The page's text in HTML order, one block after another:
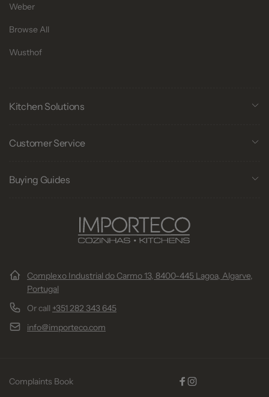
Weber
Browse All
Wusthof
Kitchen Solutions
Customer Service
Buying Guides
Complexo Industrial do Carmo 13, 8400-445 Lagoa, Algarve,
Portugal
Or call +351 282 343 645
info@importeco.com
Complaints Book Facebook
Instagram